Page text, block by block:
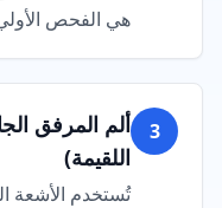
هي الفحص
3
ألم المرفق
اللقيمة)
تُستخدم الأشعة